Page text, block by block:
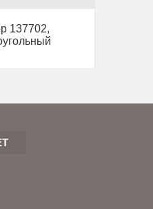
137702,